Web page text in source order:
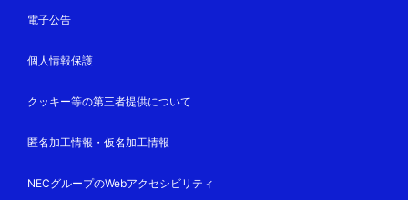
電子公告
個人情報保護
クッキー等の第三者提供について
匿名加工情報・仮名加工情報
NECグループのWebアクセシビリティ